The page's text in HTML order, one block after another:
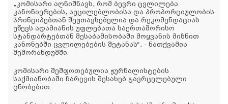
„კომისარი აღნიშნავს, რომ ბევრი ცვლილება
კანონიერების, აუცილებლობისა და პროპორციულობის
პრინციპებთან შეუთავსებელია და რეკომენდაციას
უწევს ადამიანის უფლებათა საერთაშორისო
სტანდარტებთან შესაბამისობაში მოყვანის მიზნით
კანონებში ცვლილებების შეტანას“, - ნათქვამია
მემორანდუმში.
კომისარი შეშფოთებულია ჟურნალისტების
საქმიანობაში ჩარევის შესახებ გავრცელებული
ცნობებით.